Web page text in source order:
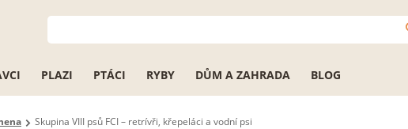
PLAZI PTÁCI RYBY DŮM A ZAHRADA BLOG
Skupina VIII psů FCI – retrívři, křepeláci a vodní psi